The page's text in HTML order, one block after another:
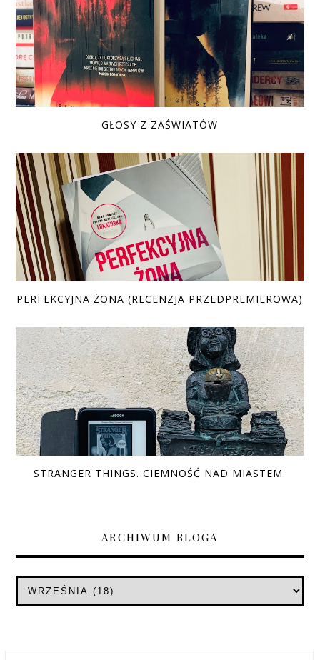
GŁOSY Z ZAŚWIATÓW
PERFEKCYJNA ŻONA (RECENZJA PRZEDPREMIEROWA)
STRANGER THINGS. CIEMNOŚĆ NAD MIASTEM.
ARCHIWUM BLOGA